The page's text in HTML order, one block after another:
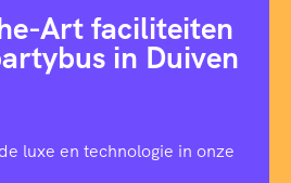
Art faciliteiten
in Duiven
luxe en technologie in onze